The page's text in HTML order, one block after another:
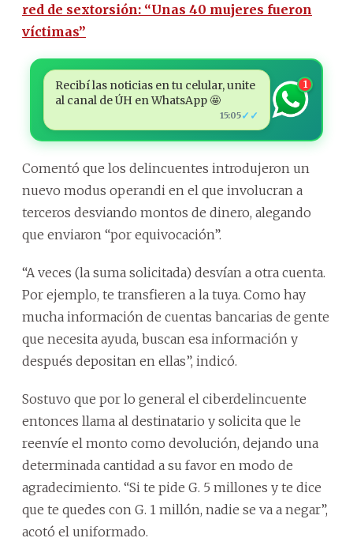
red de sextorsión: “Unas 40 mujeres fueron
víctimas”
Recibí las noticias en tu celular, unite
al canal de ÚH en WhatsApp 🤩
15:05✓✓
1
Comentó que los delincuentes introdujeron un
nuevo modus operandi en el que involucran a
terceros desviando montos de dinero, alegando
que enviaron “por equivocación”.
“A veces (la suma solicitada) desvían a otra cuenta.
Por ejemplo, te transfieren a la tuya. Como hay
mucha información de cuentas bancarias de gente
que necesita ayuda, buscan esa información y
después depositan en ellas”, indicó.
Sostuvo que por lo general el ciberdelincuente
entonces llama al destinatario y solicita que le
reenvíe el monto como devolución, dejando una
determinada cantidad a su favor en modo de
agradecimiento. “Si te pide G. 5 millones y te dice
que te quedes con G. 1 millón, nadie se va a negar”,
acotó el uniformado.